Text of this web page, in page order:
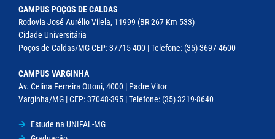
CAMPUS POÇOS DE CALDAS
Rodovia José Aurélio Vilela, 11999 (BR 267 Km 533)
Cidade Universitária
Poços de Caldas/MG CEP: 37715-400 | Telefone: (35) 3697-4600
CAMPUS VARGINHA
Av. Celina Ferreira Ottoni, 4000 | Padre Vitor
Varginha/MG | CEP: 37048-395 | Telefone: (35) 3219-8640
Estude na UNIFAL-MG